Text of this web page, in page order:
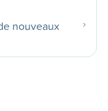
nouveaux